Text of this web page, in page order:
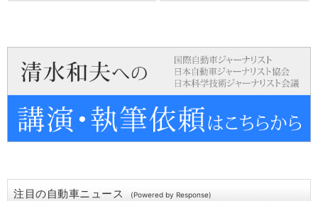
注目の自動車ニュース (Powered by Response)